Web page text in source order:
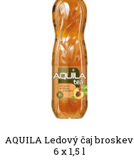
AQUILA Ledový čaj broskev
6 x 1,5 l